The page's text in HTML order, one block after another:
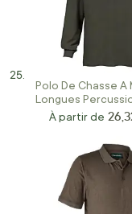
Polo De Chasse A
Longues
À partir de